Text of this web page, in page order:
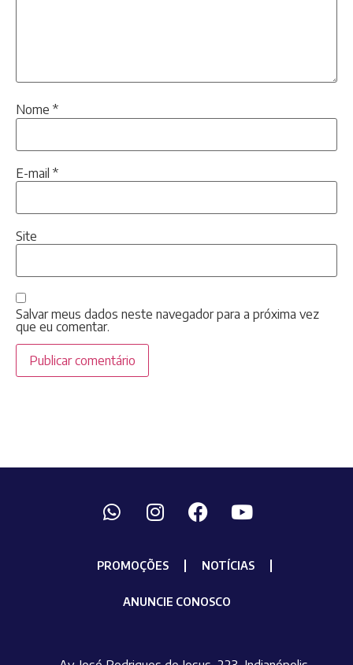
Nome *
E-mail *
Site
Salvar meus dados neste navegador para a próxima vez
que eu comentar.
PROMOÇÕES NOTÍCIAS
ANUNCIE CONOSCO